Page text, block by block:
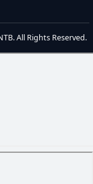
All Rights Reserved.